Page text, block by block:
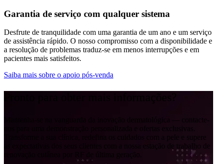
Garantia de serviço com qualquer sistema
Desfrute de tranquilidade com uma garantia de um ano e um serviço
de assistência rápido. O nosso compromisso com a disponibilidade e
a resolução de problemas traduz-se em menos interrupções e em
pacientes mais satisfeitos.
Saiba mais sobre o apoio pós-venda
Mantenha-se na vanguarda da inovação dermatológica — contacte-
Transforme a sua clínica, redefina os cuidados com a pele e supere
as expectativas dos seus clientes com a nossa estação de trabalho de